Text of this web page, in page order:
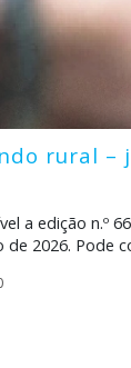
rural –
a edição n.º
2026. Pode